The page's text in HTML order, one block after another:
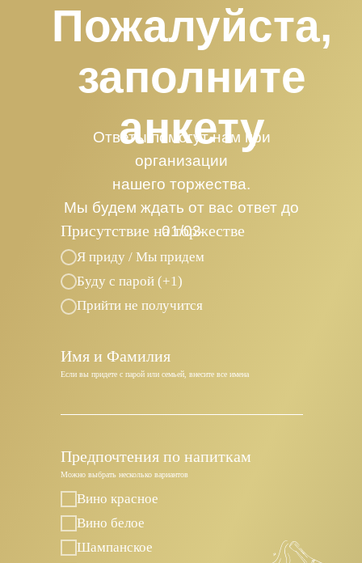
Присутствие на торжестве
Я приду / Мы придем
Буду с парой (+1)
Прийти не получится
Имя и Фамилия
Если вы придете с парой или семьей, внесите все имена
Предпочтения по напиткам
Можно выбрать несколько вариантов
Вино красное
Вино белое
Шампанское
Пожалуйста,
заполните
анкету
Ответы помогут нам при
организации
нашего торжества.
Мы будем ждать от вас ответ до
01/03